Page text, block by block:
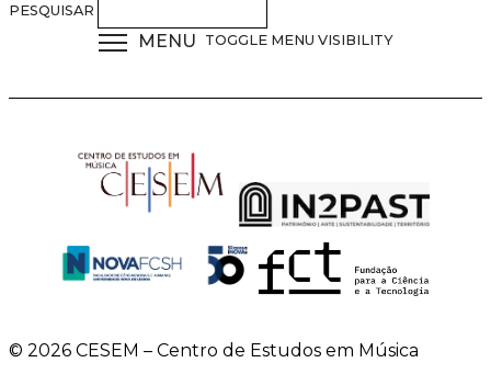
PESQUISAR
MENU TOGGLE MENU VISIBILITY
© 2026 CESEM – Centro de Estudos em Música